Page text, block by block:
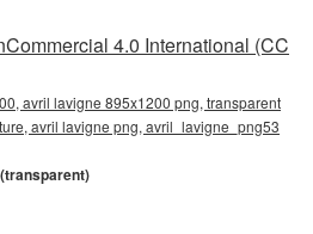
4.0 International (CC
avril lavigne 895x1200 png, transparent
avril lavigne png, avril_lavigne_png53